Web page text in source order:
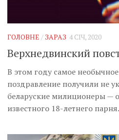
Цитати
Inter/antinational
ГОЛОВНЕ / ЗАРАЗ 4 СІЧ, 2020
Верхнедвинский
В этом году самое
поздравление получили не
беларуские милиционеры —
известного 18-летнего парня.